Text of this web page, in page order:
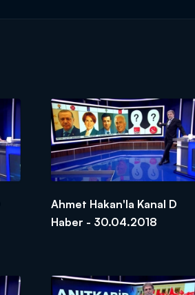
Ahmet Hakan'la Kanal D
Haber - 30.04.2018